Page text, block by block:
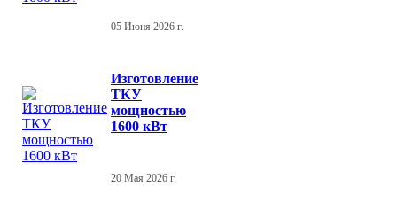
05 Июня 2026 г.
Изготовление
ТКУ
мощностью
1600 кВт
20 Мая 2026 г.